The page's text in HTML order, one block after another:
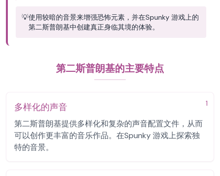
💡使用较暗的音景来增强恐怖元素，并在Spunky 游戏上的
第二斯普朗基中创建真正身临其境的体验。
第二斯普朗基的主要特点
1
多样化的声音
第二斯普朗基提供多样化和复杂的声音配置文件，从而
可以创作更丰富的音乐作品。在Spunky 游戏上探索独
特的音景。